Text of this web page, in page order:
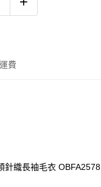
費
針織長袖毛衣 OBFA2578